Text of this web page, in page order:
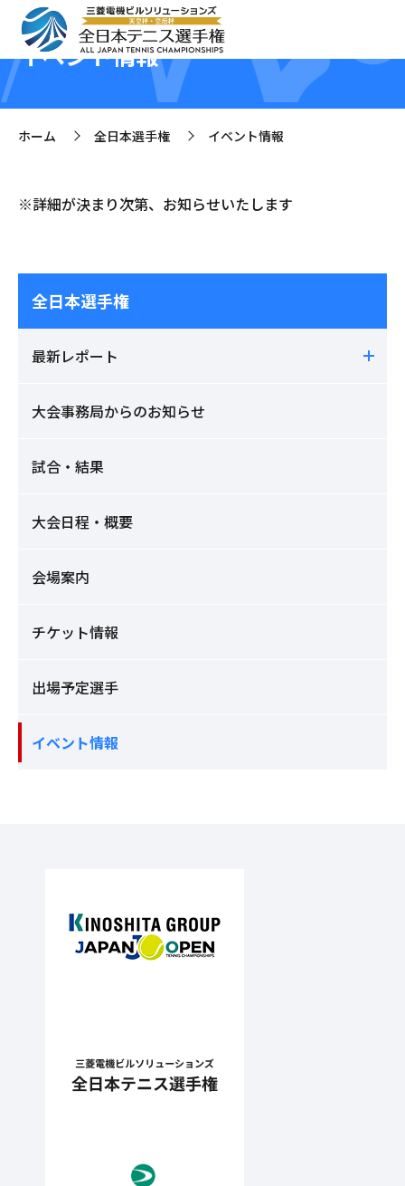
イベント情報
ホーム >
全日本選手権 >
イベント情報
※詳細が決まり次第、お知らせいたします
全日本選手権
最新レポート
大会事務局からのお知らせ
試合・結果
大会日程・概要
会場案内
チケット情報
出場予定選手
イベント情報